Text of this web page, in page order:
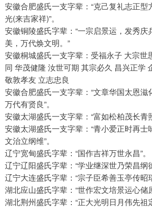
安徽合肥盛氏一支字辈：“克己复礼志正型
光(来吉家祥)”。
安徽铜陵盛氏字辈：“一宗启景运，发秀庆
美，万代焕文明。”
安徽桐城盛氏一支字辈：受福永子 大宗世
同 华茂健隆 汝世可期 其宗必久 昌兴正学
敬敦孝友 立志忠良
安徽合肥盛氏一支字辈：“文章华国太恩滋
万代有贤良”。
安徽太湖盛氏一支字辈：“富如松柏茂长青
安徽太湖盛氏一支字辈：“青小爱正时再士
文治立纲维”。
辽宁宽甸盛氏字辈：“国作吉祥万世永昌”。
辽宁辽阳盛氏字辈：“学业继深世乃荣昌纲
辽宁大连盛氏字辈：“宗子臣希善玉亭传昭
湖北应山盛氏字辈：“世作宏文培景运心储
湖北荆州盛氏字辈：“正大光明日月伟先祖